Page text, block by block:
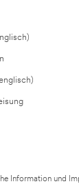
Information und